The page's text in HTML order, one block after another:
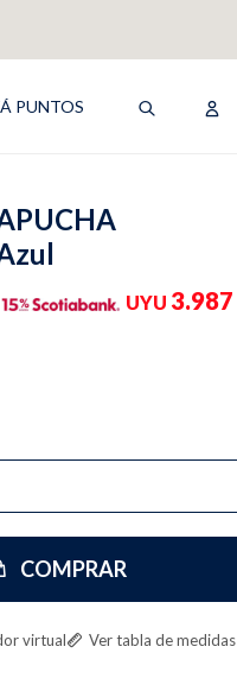
PUNTOS
UYU 3.987
COMPRAR
virtual
Ver tabla de medidas